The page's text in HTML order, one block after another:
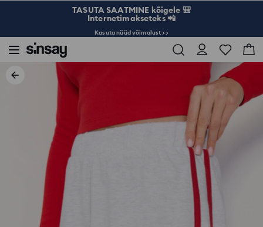
TASUTA SAATMINE kõigele 🎒
Internetimakseteks 📲
Kasuta nüüd võimalust >>